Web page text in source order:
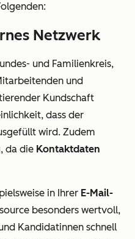
Netzwerk
und Familienkreis,
und
Kundschaft
dass der
wird. Zudem
da die Kontaktdaten
in Ihrer E-Mail-
besonders wertvoll,
Kandidatinnen schnell